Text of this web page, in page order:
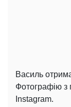
Василь
Фотографію з
Instagram.